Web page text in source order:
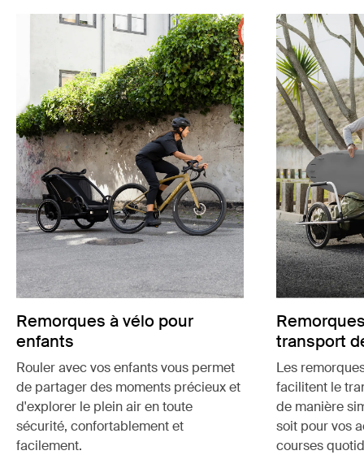
Remorques à vélo pour
enfants
Rouler avec vos enfants vous permet
de partager des moments précieux et
d'explorer le plein air en toute
sécurité, confortablement et
facilement.
transport
Les
facilitent le
de manière
soit pour vos
courses